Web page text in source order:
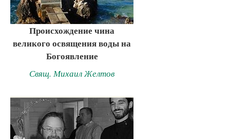
Происхождение чина
великого освящения воды на
Богоявление
Свящ. Михаил Желтов